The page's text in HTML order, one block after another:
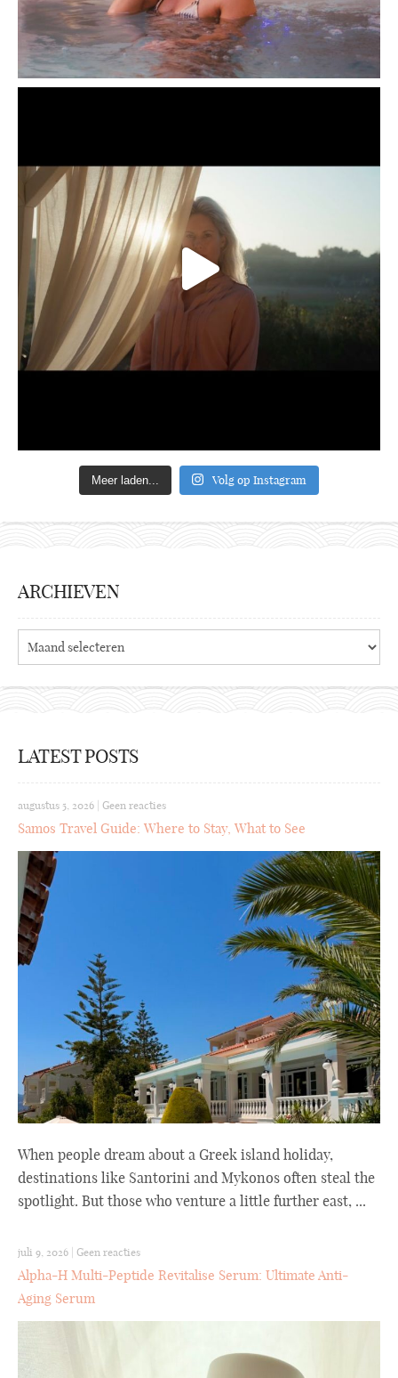
Meer laden... Volg op Instagram
ARCHIEVEN
LATEST POSTS
augustus 5, 2026 | Geen reacties
Samos Travel Guide: Where to Stay, What to See
When people dream about a Greek island holiday,
destinations like Santorini and Mykonos often steal the
spotlight. But those who venture a little further east, ...
juli 9, 2026 Geen reacties
Alpha-H Multi-Peptide Revitalise Serum: Ultimate Anti-
Aging Serum